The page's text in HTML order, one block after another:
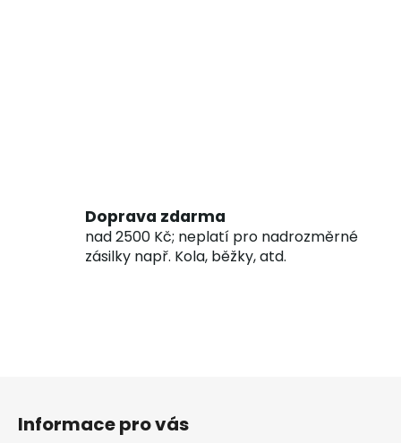
Doprava zdarma
nad 2500 Kč; neplatí pro nadrozměrné
zásilky např. Kola, běžky, atd.
Informace pro vás